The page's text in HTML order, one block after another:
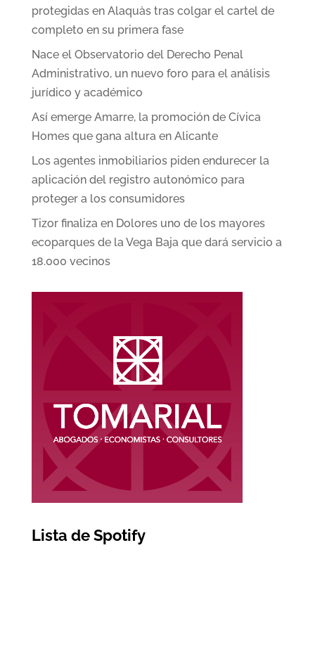
protegidas en Alaquàs tras colgar el cartel de
completo en su primera fase
Nace el Observatorio del Derecho Penal
Administrativo, un nuevo foro para el análisis
jurídico y académico
Así emerge Amarre, la promoción de Cívica
Homes que gana altura en Alicante
Los agentes inmobiliarios piden endurecer la
aplicación del registro autonómico para
proteger a los consumidores
Tizor finaliza en Dolores uno de los mayores
ecoparques de la Vega Baja que dará servicio a
18.000 vecinos
Lista de Spotify